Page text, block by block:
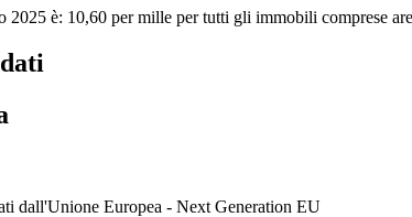
2025 è: 10,60 per mille per tutti gli immobili comprese
dall'Unione Europea - Next Generation EU